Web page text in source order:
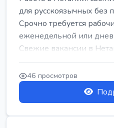
для русскоязычных без
Срочно требуется
еженедельной или
Свежие вакансии в
46 просмотров